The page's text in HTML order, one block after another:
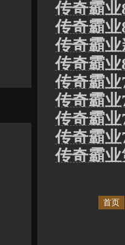
传奇霸
传奇霸
传奇霸
传奇霸
传奇霸
传奇霸
传奇霸
传奇霸
传奇霸
首页